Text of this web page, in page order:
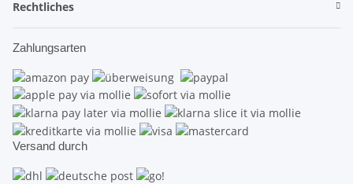
Rechtliches
Zahlungsarten
Versand durch